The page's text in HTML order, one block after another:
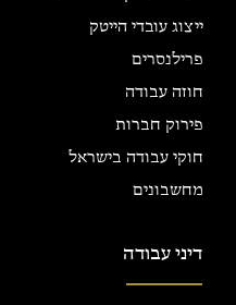
ייצוג עובדי הייטק
פרילנסרים
חוזה עבודה
פירוק חברות
חוקי עבודה בישראל
מחשבונים
דיני עבודה